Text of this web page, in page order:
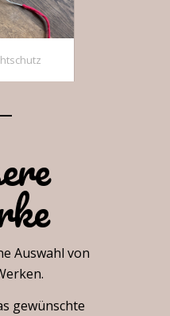
Auswahl von
gewünschte